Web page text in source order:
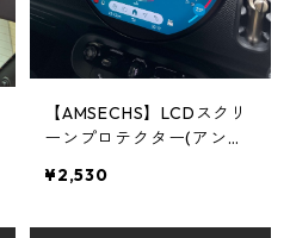
【AMSECHS】LCDスクリ
ーンプロテクター(アンチ
¥2,530